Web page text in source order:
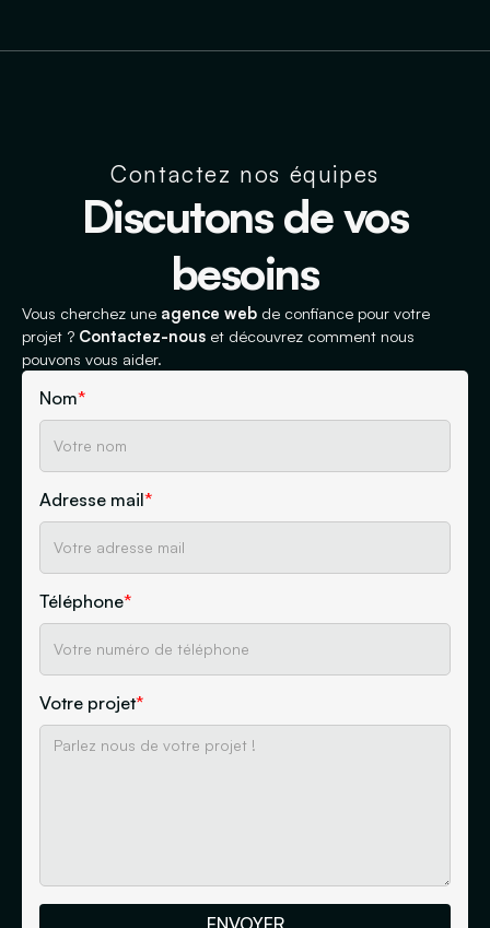
Contactez nos équipes
Discutons de vos
besoins
Vous cherchez une agence web de confiance pour votre
projet ? Contactez-nous et découvrez comment nous
pouvons vous aider.
Nom*
Adresse mail*
Téléphone*
Votre projet*